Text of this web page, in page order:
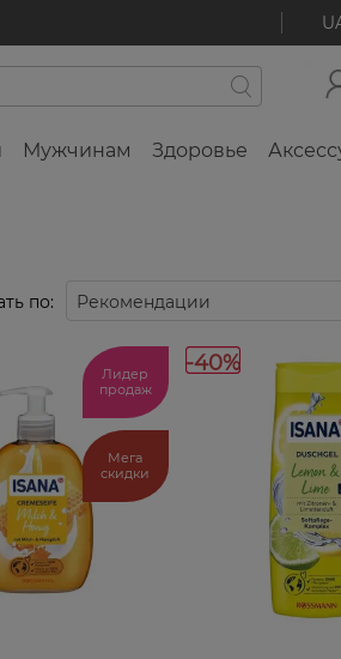
Мужчинам Здоровье
по: Рекомендации
Лидер
продаж
Мега
скидки
-40%